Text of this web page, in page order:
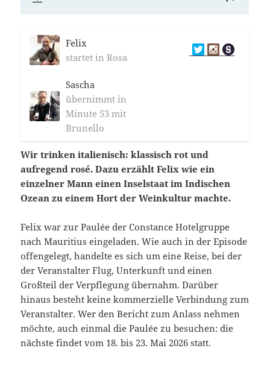
Felix
startet in Rosa
Sascha
übernimmt in
Minute 53 mit
Brunello
Wir trinken italienisch: klassisch rot und
aufregend rosé. Dazu erzählt Felix wie ein
einzelner Mann einen Inselstaat im Indischen
Ozean zu einem Hort der Weinkultur machte.
Felix war zur Paulée der Constance Hotelgruppe
nach Mauritius eingeladen. Wie auch in der Episode
offengelegt, handelte es sich um eine Reise, bei der
der Veranstalter Flug, Unterkunft und einen
Großteil der Verpflegung übernahm. Darüber
hinaus besteht keine kommerzielle Verbindung zum
Veranstalter. Wer den Bericht zum Anlass nehmen
möchte, auch einmal die Paulée zu besuchen: die
nächste findet vom 18. bis 23. Mai 2026 statt.